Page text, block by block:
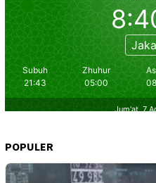
POPULER